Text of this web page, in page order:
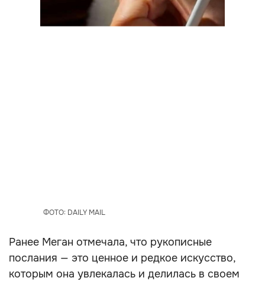
ФОТО: DAILY MAIL
Ранее Меган отмечала, что рукописные
послания — это ценное и редкое искусство,
которым она увлекалась и делилась в своем